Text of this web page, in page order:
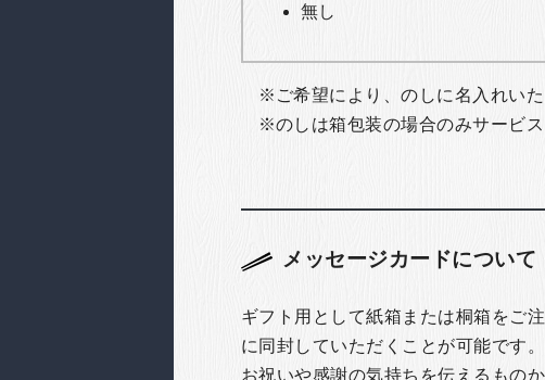
無し
ご希望により、のしに名入れいた
のしは箱包装の場合のみサービス
メッセージカードについて
ギフト用として紙箱または桐箱をご
に同封していただくことが可能です。
お祝いや感謝の気持ちを伝えるもの